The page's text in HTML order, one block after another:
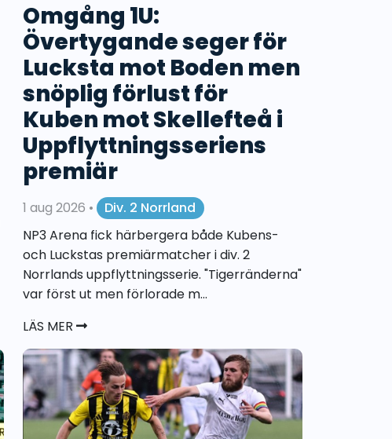
Omgång 1U:
Övertygande seger för
Lucksta mot Boden men
snöplig förlust för
Kuben mot Skellefteå i
Uppflyttningsseriens
premiär
1 aug 2026 •
Div. 2 Norrland
NP3 Arena fick härbergera både Kubens-
och Luckstas premiärmatcher i div. 2
Norrlands uppflyttningsserie. "Tigerränderna"
var först ut men förlorade m...
LÄS MER